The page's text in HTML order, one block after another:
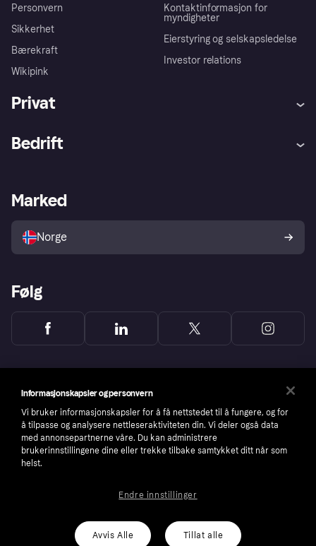
Personvern
Sikkerhet
Bærekraft
Wikipink
Kontaktinformasjon for
myndigheter
Eierstyring og selskapsledelse
Investor relations
Privat
Utforsk butikker
Bedrift
Merchant portal
Marked
Norge
Følg
number: 556737-0431
Informasjonskapsler og personvern
Vi bruker informasjonskapsler for å få nettstedet til å fungere, og for
å tilpasse og analysere nettleseraktiviteten din. Vi deler også data
med annonsepartnerne våre. Du kan administrere
brukerinnstillingene dine eller trekke tilbake samtykket ditt når som
helst.
Avvis Alle Tillat alle
Endre innstillinger